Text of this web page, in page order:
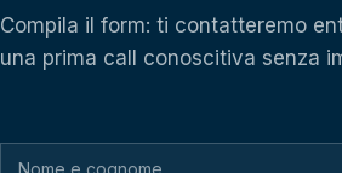
Compila il form: ti contatteremo
una prima call conoscitiva senza